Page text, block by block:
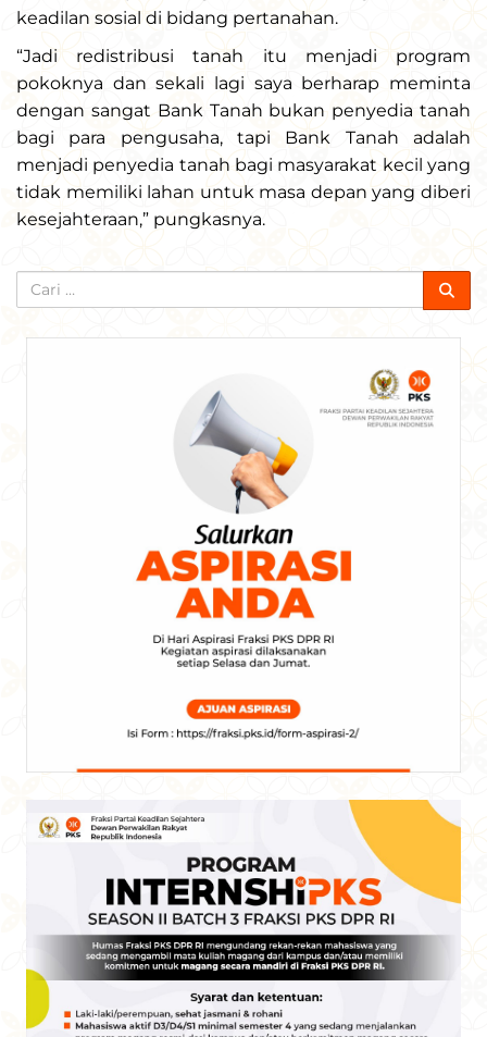
keadilan sosial di bidang pertanahan.
“Jadi redistribusi tanah itu menjadi program
pokoknya dan sekali lagi saya berharap meminta
dengan sangat Bank Tanah bukan penyedia tanah
bagi para pengusaha, tapi Bank Tanah adalah
menjadi penyedia tanah bagi masyarakat kecil yang
tidak memiliki lahan untuk masa depan yang diberi
kesejahteraan,” pungkasnya.